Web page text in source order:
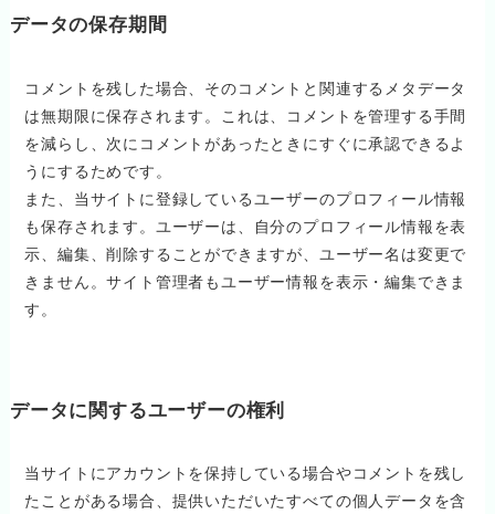
データの保存期間
コメントを残した場合、そのコメントと関連するメタデータ
は無期限に保存されます。これは、コメントを管理する手間
を減らし、次にコメントがあったときにすぐに承認できるよ
うにするためです。
また、当サイトに登録しているユーザーのプロフィール情報
も保存されます。ユーザーは、自分のプロフィール情報を表
示、編集、削除することができますが、ユーザー名は変更で
きません。サイト管理者もユーザー情報を表示・編集できま
す。
データに関するユーザーの権利
当サイトにアカウントを保持している場合やコメントを残し
たことがある場合、提供いただいたすべての個人データを含